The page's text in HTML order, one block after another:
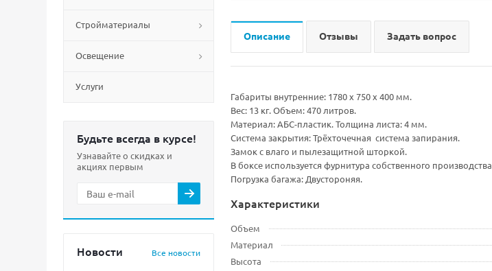
Стройматериалы
Освещение
Услуги
Будьте всегда в курсе!
Узнавайте о скидках и
акциях первым
Новости Все новости
Описание Отзывы Задать вопрос
Габариты внутренние: 1780 х 750 х 400 мм.
Вес: 13 кг. Объем: 470 литров.
Материал: АБС-пластик. Толщина листа: 4 мм.
Система закрытия: Трёхточечная система запирания.
Замок с влаго и пылезащитной шторкой.
В боксе используется фурнитура собственного производства
Погрузка багажа: Двустороняя.
Характеристики
Объем
Материал
Высота